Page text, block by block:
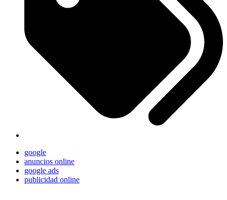
google
anuncios online
google ads
publicidad online